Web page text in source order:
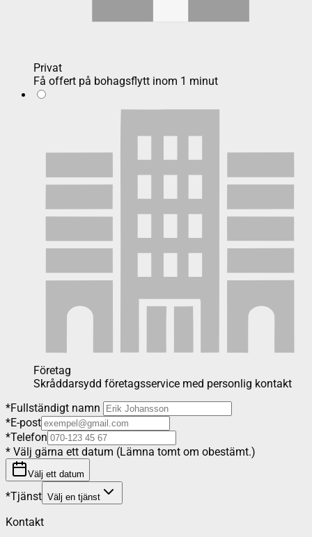
Privat
Få offert på bohagsflytt inom 1 minut
Företag
Skråddarsydd företagsservice med personlig kontakt
*Fullständigt namn
*E-post
*Telefon
* Välj gärna ett datum (Lämna tomt om obestämt.)
Välj ett datum
*Tjänst Välj en tjänst
Kontakt